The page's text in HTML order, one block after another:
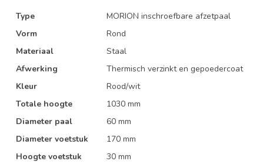
Type
MORION inschroefbare afzetpaal
Vorm
Rond
Materiaal
Staal
Afwerking
Thermisch verzinkt en gepoedercoat
Kleur
Rood/wit
Totale hoogte
1030 mm
Diameter paal
60 mm
Diameter voetstuk
170 mm
Hoogte voetstuk
30 mm